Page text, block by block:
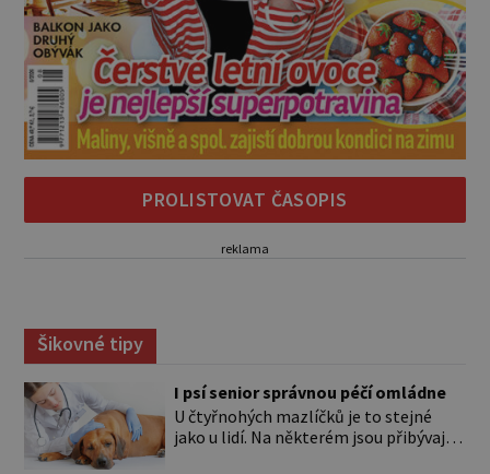
PROLISTOVAT ČASOPIS
reklama
Šikovné tipy
I psí senior správnou péčí omládne
U čtyřnohých mazlíčků je to stejné
jako u lidí. Na některém jsou přibývající